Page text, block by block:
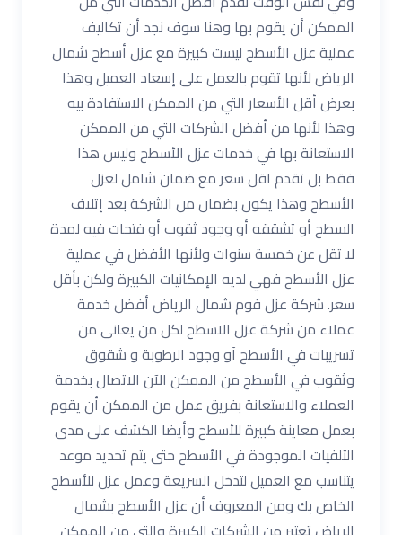
الممكن أن يقوم بها وهنا سوف نجد أن تكاليف
عملية عزل الأسطح ليست كبيرة مع عزل أسطح شمال
الرياض لأنها تقوم بالعمل على إسعاد العميل وهذا
بعرض أقل الأسعار التي من الممكن الاستفادة بيه
وهذا لأنها من أفضل الشركات التي من الممكن
الاستعانة بها في خدمات عزل الأسطح وليس هذا
فقط بل تقدم اقل سعر مع ضمان شامل لعزل
الأسطح وهذا يكون بضمان من الشركة بعد إتلاف
السطح أو تشققه أو وجود ثقوب أو فتحات فيه لمدة
لا تقل عن خمسة سنوات ولأنها الأفضل في عملية
عزل الأسطح فهي لديه الإمكانيات الكبيرة ولكن بأقل
سعر. شركة عزل فوم شمال الرياض أفضل خدمة
عملاء من شركة عزل الاسطح لكل من يعانى من
تسريبات في الأسطح آو وجود الرطوبة و شقوق
وثقوب في الأسطح من الممكن الآن الاتصال بخدمة
العملاء والاستعانة بفريق عمل من الممكن أن يقوم
بعمل معاينة كبيرة للأسطح وأيضا الكشف على مدى
التلفيات الموجودة في الأسطح حتى يتم تحديد موعد
يتناسب مع العميل لتدخل السريعة وعمل عزل للأسطح
الخاص بك ومن المعروف أن عزل الأسطح بشمال